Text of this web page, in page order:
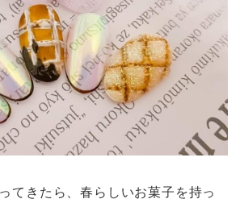
てきたら、春らしいお菓子を持っ